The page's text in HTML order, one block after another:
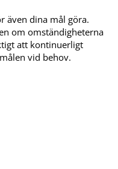
även dina mål göra.
om omständigheterna
att kontinuerligt
vid behov.